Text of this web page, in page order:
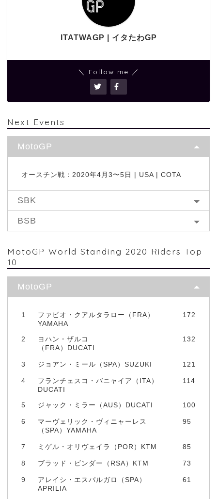
ITATWAGP | イタたわGP
＼ Follow me ／
Next Events
MotoGP
オースチン戦：2020年4月3〜5日 | USA | COTA
SBK
BSB
MotoGP World Standing 2020 Riders Top
10
MotoGP
1
ファビオ・クアルタラロー（FRA）
YAMAHA
172
2
ヨハン・ザルコ
（FRA）DUCATI
132
3 ジョアン・ミール（SPA）SUZUKI 121
4
フランチェスコ・バニャイア（ITA）
DUCATI
114
5 ジャック・ミラー（AUS）DUCATI 100
6
マーヴェリック・ヴィニャーレス
（SPA）YAMAHA
95
7 ミゲル・オリヴェイラ（POR）KTM 85
8 ブラッド・ビンダー（RSA）KTM 73
9
アレイシ・エスパルガロ（SPA）
APRILIA
61